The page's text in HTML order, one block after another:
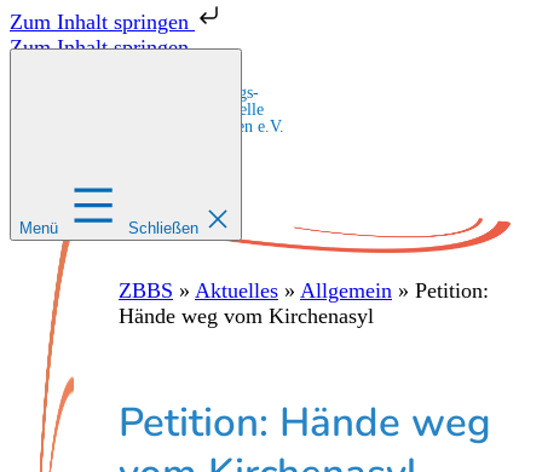
Zum Inhalt springen
Zum Inhalt springen
Zentrale Bildungs-
und Beratungsstelle
für Migrant:innen e.V.
Menü Schließen
ZBBS » Aktuelles » Allgemein » Petition:
Hände weg vom Kirchenasyl
Petition: Hände weg